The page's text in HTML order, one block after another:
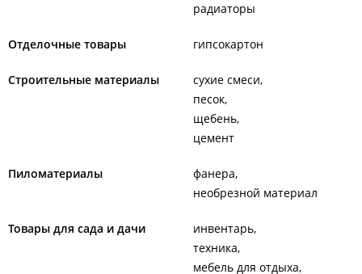
радиаторы
Отделочные товары гипсокартон
Строительные материалы
сухие смеси
песок
щебень
цемент
Пиломатериалы
фанера
необрезной материал
Товары для сада и дачи
инвентарь
техника
мебель для отдыха